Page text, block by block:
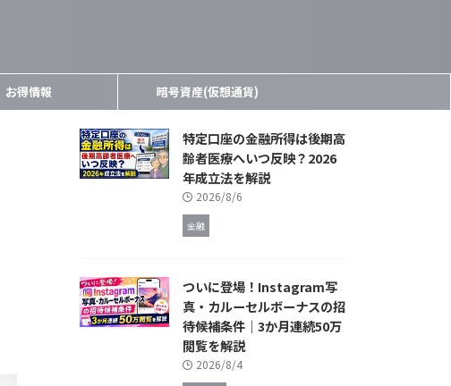
お得情報 暗号資産(仮想通貨)
特定口座の金融所得は後期高
齢者医療へいつ反映？2026
年成立法を解説
2026/8/6
金融
ついに登場！Instagram写
真・カルーセルボーナスの招
待候補条件｜3か月連続50万
閲覧を解説
2026/8/4